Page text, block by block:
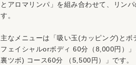
とアロマリンパ」を組み合わせて、リン
す。
主なメニューは「吸い玉(カッピング)と
フェイシャルorボディ 60分（8,000円）
裏ツボ) コース60分 （5,500円）」です。